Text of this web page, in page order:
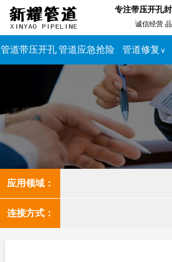
专注带压开孔
诚信经营
管道带压开孔管道应急抢险 管道修复 ∨
应用领域：
连接方式：